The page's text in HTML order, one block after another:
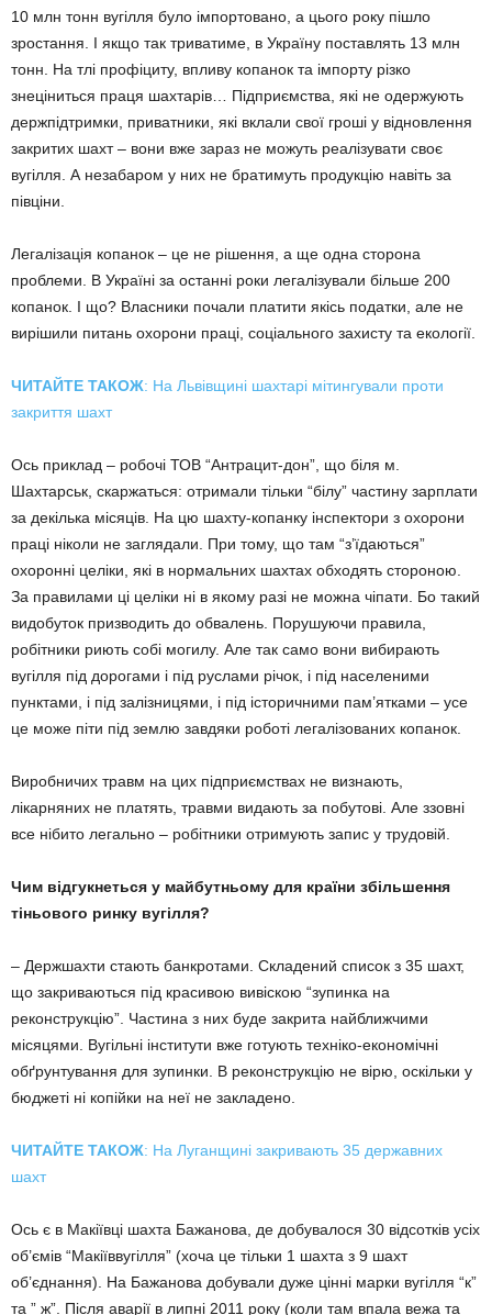
10 млн тонн вугілля було імпортовано, а цього року пішло
зростання. І якщо так триватиме, в Україну поставлять 13 млн
тонн. На тлі профіциту, впливу копанок та імпорту різко
знеціниться праця шахтарів… Підприємства, які не одержують
держпідтримки, приватники, які вклали свої гроші у відновлення
закритих шахт – вони вже зараз не можуть реалізувати своє
вугілля. А незабаром у них не братимуть продукцію навіть за
півціни.
Легалізація копанок – це не рішення, а ще одна сторона
проблеми. В Україні за останні роки легалізували більше 200
копанок. І що? Власники почали платити якісь податки, але не
вирішили питань охорони праці, соціального захисту та екології.
ЧИТАЙТЕ ТАКОЖ: На Львівщині шахтарі мітингували проти
закриття шахт
Ось приклад – робочі ТОВ “Антрацит-дон”, що біля м.
Шахтарськ, скаржаться: отримали тільки “білу” частину зарплати
за декілька місяців. На цю шахту-копанку інспектори з охорони
праці ніколи не заглядали. При тому, що там “з’їдаються”
охоронні целіки, які в нормальних шахтах обходять стороною.
За правилами ці целіки ні в якому разі не можна чіпати. Бо такий
видобуток призводить до обвалень. Порушуючи правила,
робітники риють собі могилу. Але так само вони вибирають
вугілля під дорогами і під руслами річок, і під населеними
пунктами, і під залізницями, і під історичними пам’ятками – усе
це може піти під землю завдяки роботі легалізованих копанок.
Виробничих травм на цих підприємствах не визнають,
лікарняних не платять, травми видають за побутові. Але ззовні
все нібито легально – робітники отримують запис у трудовій.
Чим відгукнеться у майбутньому для країни збільшення
тіньового ринку вугілля?
– Держшахти стають банкротами. Складений список з 35 шахт,
що закриваються під красивою вивіскою “зупинка на
реконструкцію”. Частина з них буде закрита найближчими
місяцями. Вугільні інститути вже готують техніко-економічні
обґрунтування для зупинки. В реконструкцію не вірю, оскільки у
бюджеті ні копійки на неї не закладено.
ЧИТАЙТЕ ТАКОЖ: На Луганщині закривають 35 державних
шахт
Ось є в Макіївці шахта Бажанова, де добувалося 30 відсотків усіх
об’ємів “Макіїввугілля” (хоча це тільки 1 шахта з 9 шахт
об’єднання). На Бажанова добували дуже цінні марки вугілля “к”
та ” ж”. Після аварії в липні 2011 року (коли там впала вежа та